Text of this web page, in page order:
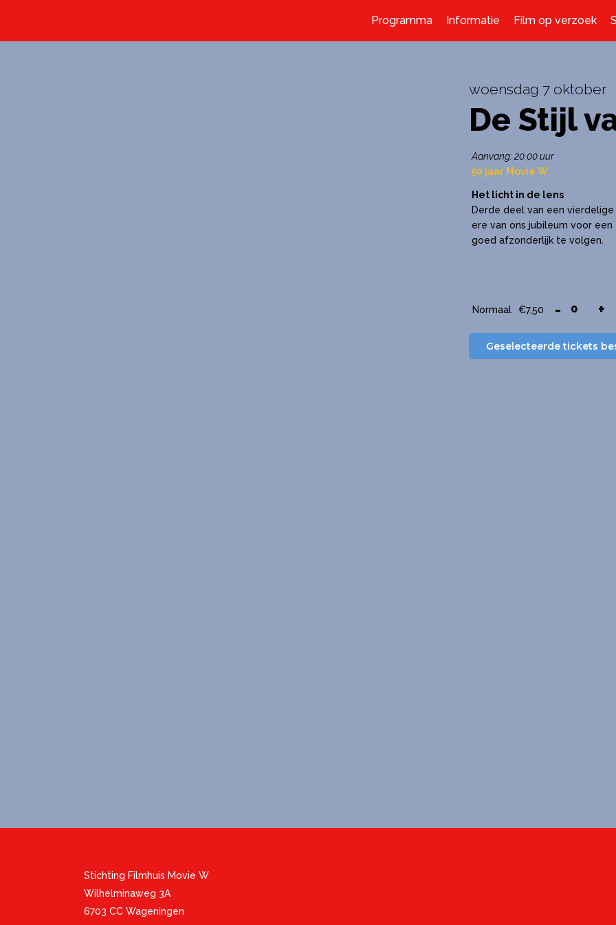
Programma Informatie Film op verzoek
woensdag 7 oktober
De Stijl
Aanvang: 20.00 uur
50 jaar Movie W
Het licht in de lens
Derde deel van een
ere van ons jubileum voor
goed afzonderlijk te volgen.
Normaal €7,50 - +
Geselecteerde tickets
Stichting Filmhuis Movie W
Wilhelminaweg 3A
6703 CC Wageningen